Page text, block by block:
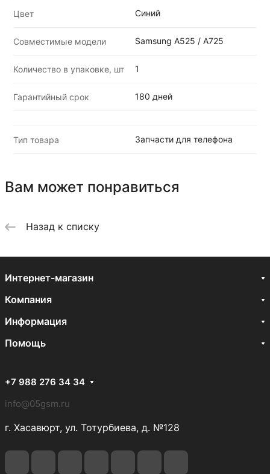
Цвет Синий
Совместимые модели Samsung A525 / A725
Количество в упаковке, шт 1
Гарантийный срок 180 дней
Тип товара Запчасти для телефона
Вам может понравиться
Назад к списку
Интернет-магазин
Компания
Информация
Помощь
+7 988 276 34 34
info@05gsm.ru
г. Хасавюрт, ул. Тотурбиева, д. №128